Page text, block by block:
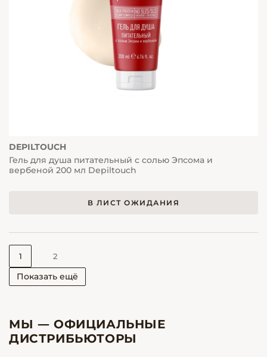
DEPILTOUCH
Гель для душа питательный с солью Эпсома и
вербеной 200 мл Depiltouch
В ЛИСТ ОЖИДАНИЯ
Показать ещё
1 2
МЫ — ОФИЦИАЛЬНЫЕ
ДИСТРИБЬЮТОРЫ